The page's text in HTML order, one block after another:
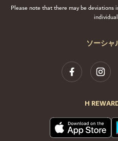
ソーシャ
H
Please note that there may be